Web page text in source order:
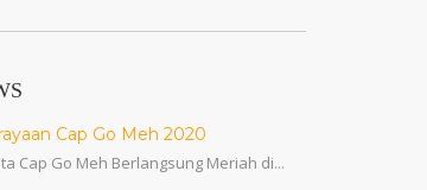
Cap Go Meh 2020
Cap Go Meh Berlangsung Meriah di...